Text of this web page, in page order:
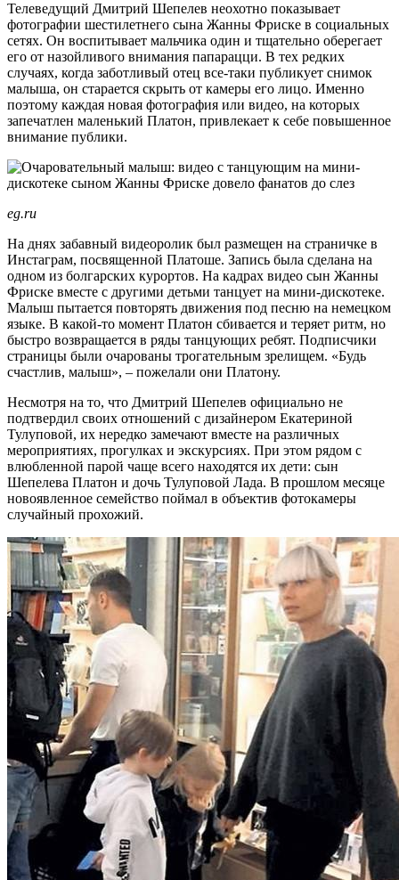
Телеведущий Дмитрий Шепелев неохотно показывает
фотографии шестилетнего сына Жанны Фриске в социальных
сетях. Он воспитывает мальчика один и тщательно оберегает
его от назойливого внимания папарацци. В тех редких
случаях, когда заботливый отец все-таки публикует снимок
малыша, он старается скрыть от камеры его лицо. Именно
поэтому каждая новая фотография или видео, на которых
запечатлен маленький Платон, привлекает к себе повышенное
внимание публики.
eg.ru
На днях забавный видеоролик был размещен на страничке в
Инстаграм, посвященной Платоше. Запись была сделана на
одном из болгарских курортов. На кадрах видео сын Жанны
Фриске вместе с другими детьми танцует на мини-дискотеке.
Малыш пытается повторять движения под песню на немецком
языке. В какой-то момент Платон сбивается и теряет ритм, но
быстро возвращается в ряды танцующих ребят. Подписчики
страницы были очарованы трогательным зрелищем. «Будь
счастлив, малыш», – пожелали они Платону.
Несмотря на то, что Дмитрий Шепелев официально не
подтвердил своих отношений с дизайнером Екатериной
Тулуповой, их нередко замечают вместе на различных
мероприятиях, прогулках и экскурсиях. При этом рядом с
влюбленной парой чаще всего находятся их дети: сын
Шепелева Платон и дочь Тулуповой Лада. В прошлом месяце
новоявленное семейство поймал в объектив фотокамеры
случайный прохожий.